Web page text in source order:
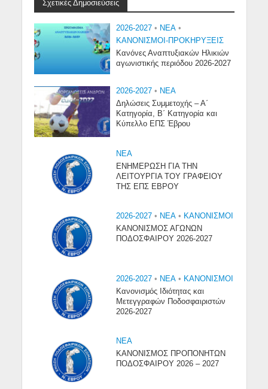
Σχετικές Δημοσιεύσεις
2026-2027 • NEA •
ΚΑΝΟΝΙΣΜΟΙ-ΠΡΟΚΗΡΥΞΕΙΣ
Κανόνες Αναπτυξιακών Ηλικιών
αγωνιστικής περιόδου 2026-2027
2026-2027 • NEA
Δηλώσεις Συμμετοχής – Α΄
Κατηγορία, Β΄ Κατηγορία και
Κύπελλο ΕΠΣ Έβρου
NEA
ΕΝΗΜΕΡΩΣΗ ΓΙΑ ΤΗΝ
ΛΕΙΤΟΥΡΓΙΑ ΤΟΥ ΓΡΑΦΕΙΟΥ
ΤΗΣ ΕΠΣ ΕΒΡΟΥ
2026-2027 • NEA • ΚΑΝΟΝΙΣΜΟΙ
ΚΑΝΟΝΙΣΜΟΣ ΑΓΩΝΩΝ
ΠΟΔΟΣΦΑΙΡΟΥ 2026-2027
2026-2027 • NEA • ΚΑΝΟΝΙΣΜΟΙ
Κανονισμός Ιδιότητας και
Μετεγγραφών Ποδοσφαιριστών
2026-2027
NEA
ΚΑΝΟΝΙΣΜΟΣ ΠΡΟΠΟΝΗΤΩΝ
ΠΟΔΟΣΦΑΙΡΟΥ 2026 – 2027